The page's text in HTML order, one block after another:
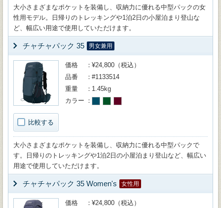
大小さまざまなポケットを装備し、収納力に優れる中型パックの女
性用モデル。日帰りのトレッキングや1泊2日の小屋泊まり登山な
ど、幅広い用途で使用していただけます。
チャチャパック 35 男女兼用
比較する
価格
¥24,800（税込）
品番
#1133514
重量
1.45kg
カラー
大小さまざまなポケットを装備し、収納力に優れる中型パックで
す。日帰りのトレッキングや1泊2日の小屋泊まり登山など、幅広い
用途で使用していただけます。
チャチャパック 35 Women's 女性用
価格
¥24,800（税込）